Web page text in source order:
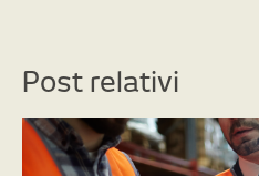
Post relativi